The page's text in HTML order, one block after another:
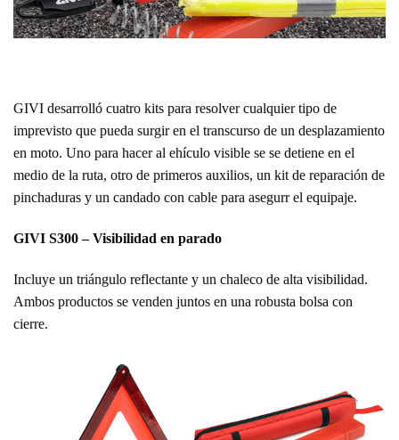
GIVI desarrolló cuatro kits para resolver cualquier tipo de
imprevisto que pueda surgir en el transcurso de un desplazamiento
en moto. Uno para hacer al ehículo visible se se detiene en el
medio de la ruta, otro de primeros auxilios, un kit de reparación de
pinchaduras y un candado con cable para asegurr el equipaje.
GIVI S300 – Visibilidad en parado
Incluye un triángulo reflectante y un chaleco de alta visibilidad.
Ambos productos se venden juntos en una robusta bolsa con
cierre.